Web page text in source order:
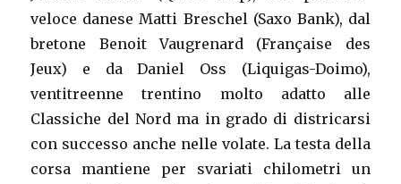
veloce danese Matti Breschel (Saxo Bank), dal
bretone Benoit Vaugrenard (Française des
Jeux) e da Daniel Oss (Liquigas-Doimo),
ventitreenne trentino molto adatto alle
Classiche del Nord ma in grado di districarsi
con successo anche nelle volate. La testa della
corsa mantiene per svariati chilometri un